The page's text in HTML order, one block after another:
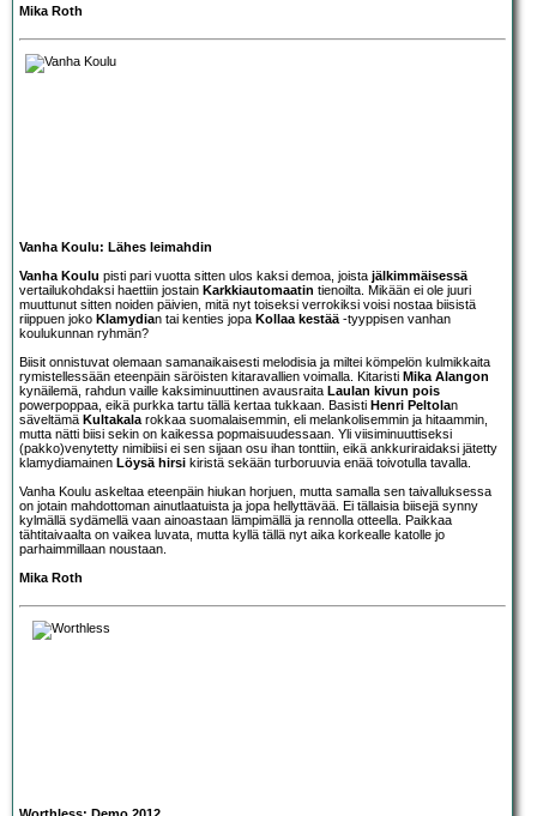
Mika Roth
Vanha Koulu: Lähes leimahdin
Vanha Koulu pisti pari vuotta sitten ulos kaksi demoa, joista jälkimmäisessä
vertailukohdaksi haettiin jostain Karkkiautomaatin tienoilta. Mikään ei ole juuri
muuttunut sitten noiden päivien, mitä nyt toiseksi verrokiksi voisi nostaa biisistä
riippuen joko Klamydian tai kenties jopa Kollaa kestää -tyyppisen vanhan
koulukunnan ryhmän?
Biisit onnistuvat olemaan samanaikaisesti melodisia ja miltei kömpelön kulmikkaita
rymistellessään eteenpäin säröisten kitaravallien voimalla. Kitaristi Mika Alangon
kynäilemä, rahdun vaille kaksiminuuttinen avausraita Laulan kivun pois
powerpoppaa, eikä purkka tartu tällä kertaa tukkaan. Basisti Henri Peltolan
säveltämä Kultakala rokkaa suomalaisemmin, eli melankolisemmin ja hitaammin,
mutta nätti biisi sekin on kaikessa popmaisuudessaan. Yli viisiminuuttiseksi
(pakko)venytetty nimibiisi ei sen sijaan osu ihan tonttiin, eikä ankkuriraidaksi jätetty
klamydiamainen Löysä hirsi kiristä sekään turboruuvia enää toivotulla tavalla.
Vanha Koulu askeltaa eteenpäin hiukan horjuen, mutta samalla sen taivalluksessa
on jotain mahdottoman ainutlaatuista ja jopa hellyttävää. Ei tällaisia biisejä synny
kylmällä sydämellä vaan ainoastaan lämpimällä ja rennolla otteella. Paikkaa
tähtitaivaalta on vaikea luvata, mutta kyllä tällä nyt aika korkealle katolle jo
parhaimmillaan noustaan.
Mika Roth